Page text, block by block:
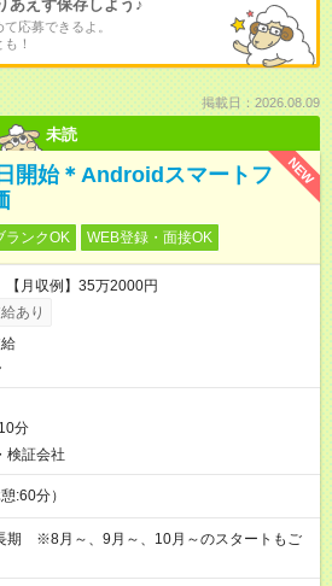
あえず保存しよう♪
応募できるよ。
！
掲載日：2026.08.09
未読
NEW
開始＊Androidスマートフ
ランクOK WEB登録・面接OK
月収例】35万2000円
あり
分
検証会社
:60分）
期 ※8月～、9月～、10月～のスタートもご